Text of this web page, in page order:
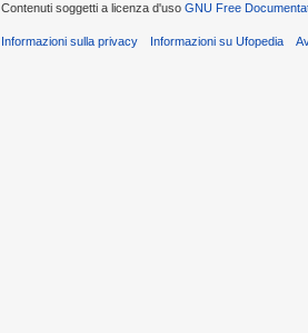
Contenuti soggetti a licenza d'uso GNU Free
Informazioni sulla privacy Informazioni su Ufopedia